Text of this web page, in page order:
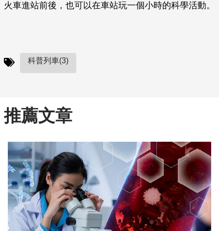
火車進站前後，也可以在車站玩一個小時的科學活動。
科普列車(3)
推薦文章